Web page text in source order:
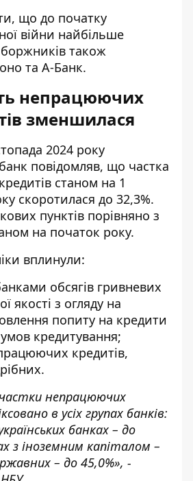
що до початку
війни найбільше
також
та А-Банк.
непрацюючих
зменшилася
2024 року
повідомляв, що частка
станом на 1
скоротилася до 32,3%.
пунктів порівняно з
на початок року.
вплинули:
обсягів гривневих
якості з огляду на
попиту на кредити
кредитування;
кредитів,
непрацюючих
в усіх групах банків:
банках – до
з іноземним капіталом –
– до 45,0%», -